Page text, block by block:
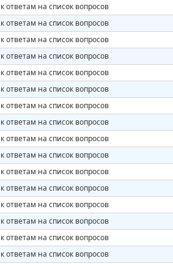
ответам на список вопросов
ответам на список вопросов
ответам на список вопросов
ответам на список вопросов
ответам на список вопросов
ответам на список вопросов
ответам на список вопросов
ответам на список вопросов
ответам на список вопросов
ответам на список вопросов
ответам на список вопросов
ответам на список вопросов
ответам на список вопросов
ответам на список вопросов
ответам на список вопросов
ответам на список вопросов